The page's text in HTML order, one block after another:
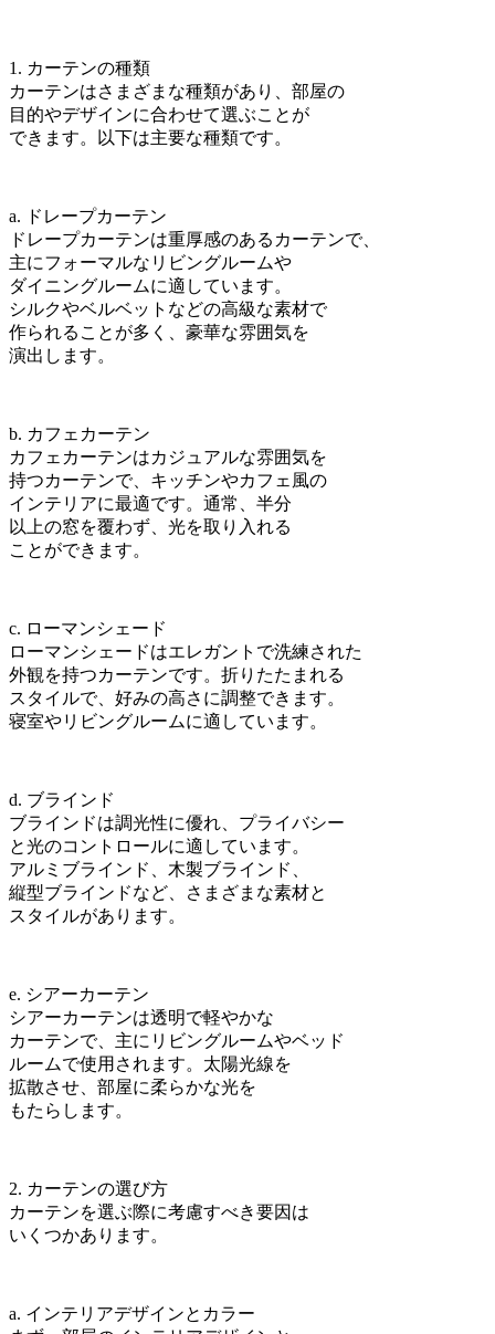
1. カーテンの種類
カーテンはさまざまな種類があり、部屋の
目的やデザインに合わせて選ぶことが
できます。以下は主要な種類です。
a. ドレープカーテン
ドレープカーテンは重厚感のあるカーテンで、
主にフォーマルなリビングルームや
ダイニングルームに適しています。
シルクやベルベットなどの高級な素材で
作られることが多く、豪華な雰囲気を
演出します。
b. カフェカーテン
カフェカーテンはカジュアルな雰囲気を
持つカーテンで、キッチンやカフェ風の
インテリアに最適です。通常、半分
以上の窓を覆わず、光を取り入れる
ことができます。
c. ローマンシェード
ローマンシェードはエレガントで洗練された
外観を持つカーテンです。折りたたまれる
スタイルで、好みの高さに調整できます。
寝室やリビングルームに適しています。
d. ブラインド
ブラインドは調光性に優れ、プライバシー
と光のコントロールに適しています。
アルミブラインド、木製ブラインド、
縦型ブラインドなど、さまざまな素材と
スタイルがあります。
e. シアーカーテン
シアーカーテンは透明で軽やかな
カーテンで、主にリビングルームやベッド
ルームで使用されます。太陽光線を
拡散させ、部屋に柔らかな光を
もたらします。
2. カーテンの選び方
カーテンを選ぶ際に考慮すべき要因は
いくつかあります。
a. インテリアデザインとカラー